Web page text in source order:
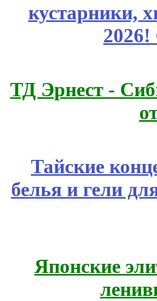
кустарники,
ТД Эрнест -
Тайские
белья и гели
Японские